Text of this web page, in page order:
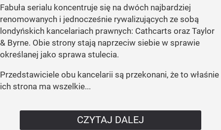
Fabuła serialu koncentruje się na dwóch najbardziej
renomowanych i jednocześnie rywalizujących ze sobą
londyńskich kancelariach prawnych: Cathcarts oraz Taylor
& Byrne. Obie strony stają naprzeciw siebie w sprawie
określanej jako sprawa stulecia.
Przedstawiciele obu kancelarii są przekonani, że to właśnie
ich strona ma wszelkie...
CZYTAJ DALEJ